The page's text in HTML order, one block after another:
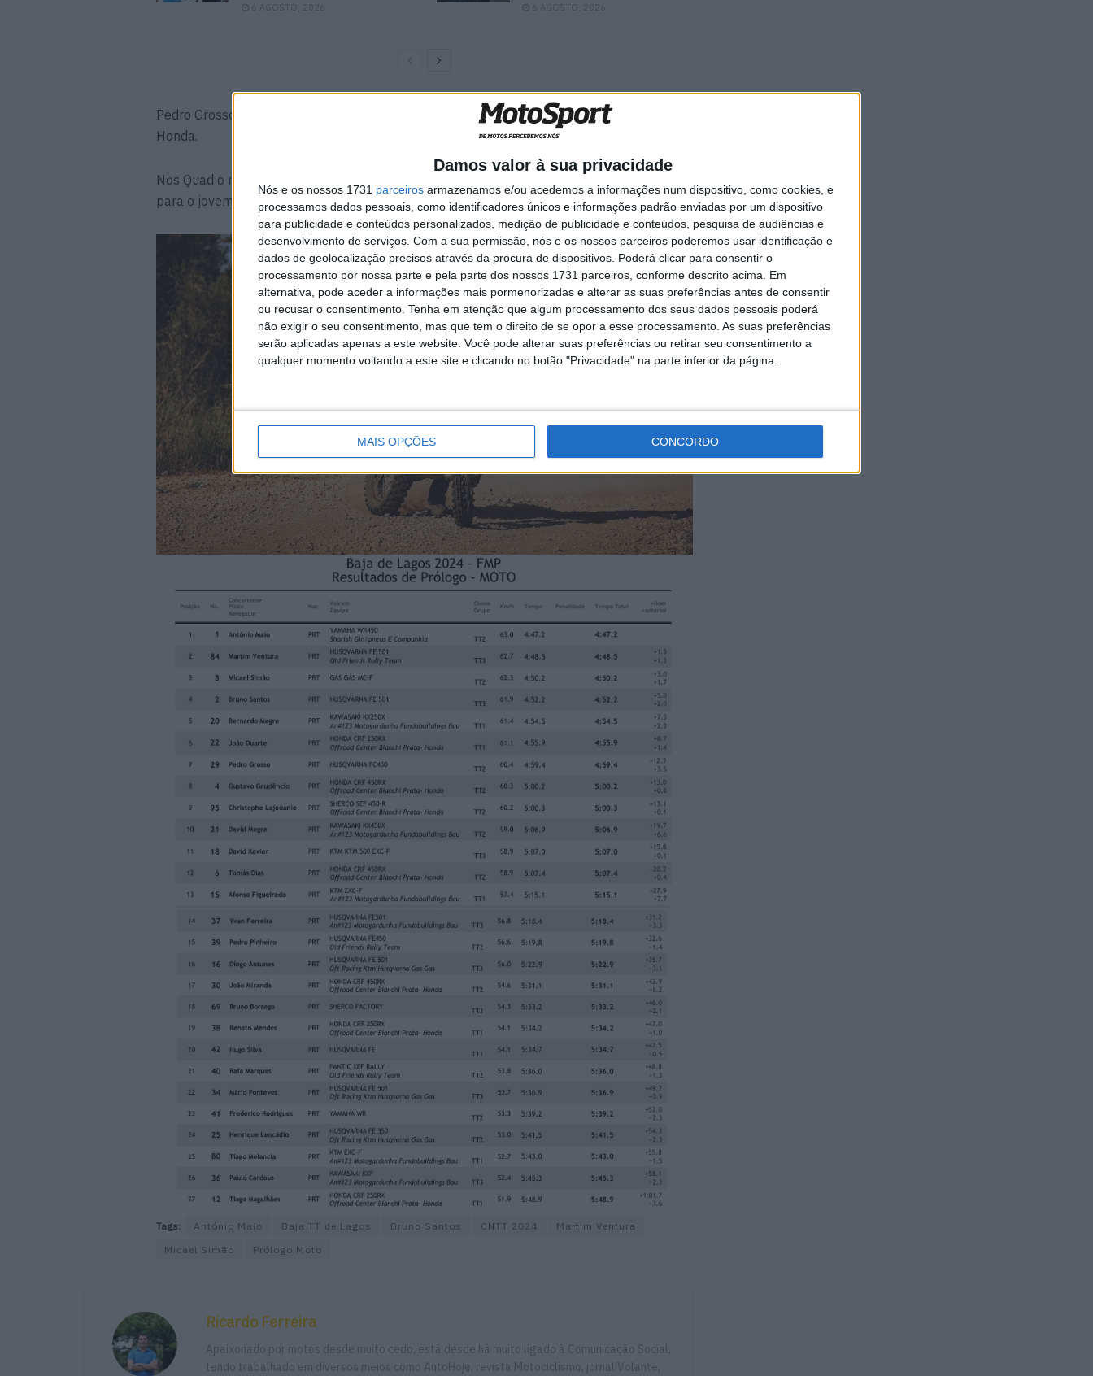
Damos valor à sua privacidade
Nós e os nossos 1731 parceiros armazenamos e/ou acedemos a informações num dispositivo, como cookies, e
processamos dados pessoais, como identificadores únicos e informações padrão enviadas por um dispositivo
para publicidade e conteúdos personalizados, medição de publicidade e conteúdos, pesquisa de audiências e
desenvolvimento de serviços. Com a sua permissão, nós e os nossos parceiros poderemos usar identificação e
dados de geolocalização precisos através da procura de dispositivos. Poderá clicar para consentir o
processamento por nossa parte e pela parte dos nossos 1731 parceiros, conforme descrito acima. Em
alternativa, pode aceder a informações mais pormenorizadas e alterar as suas preferências antes de consentir
ou recusar o consentimento. Tenha em atenção que algum processamento dos seus dados pessoais poderá
não exigir o seu consentimento, mas que tem o direito de se opor a esse processamento. As suas preferências
serão aplicadas apenas a este website. Você pode alterar suas preferências ou retirar seu consentimento a
qualquer momento voltando a este site e clicando no botão "Privacidade" na parte inferior da página.
MAIS OPÇÕES CONCORDO
6 AGOSTO, 2026 6 AGOSTO, 2026
Pedro Grosso em Husqvarna averbou o 7º tempo à frente de Gustavo Gaudêncio em
Honda.
Nos Quad o mais rápido foi ex-campeão João Vale em Can-Am com 2,3s de vantagem
para o jovem Rodrigo Alves em Yamaha, líder do campeonato.
Tags: António Maio Baja TT de Lagos Bruno Santos CNTT 2024
Martim Ventura
Micael Simão
Prólogo Moto
Ricardo Ferreira
Apaixonado por motos desde muito cedo, está desde há muito ligado à Comunicação Social,
tendo trabalhado em diversos meios como AutoHoje, revista Motociclismo, jornal Volante,